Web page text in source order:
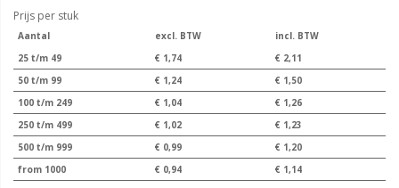
Prijs per stuk
Aantal excl. BTW
incl. BTW
25 t/m 49
€ 1,74
€ 2,11
50 t/m 99
€ 1,24
€ 1,50
100 t/m 249
€ 1,04
€ 1,26
250 t/m 499
€ 1,02
€ 1,23
500 t/m 999
€ 0,99
€ 1,20
from 1000
€ 0,94 € 1,14